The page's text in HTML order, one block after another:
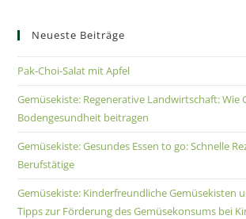
Neueste Beiträge
Pak-Choi-Salat mit Apfel
Gemüsekiste: Regenerative Landwirtschaft: Wie
Bodengesundheit beitragen
Gemüsekiste: Gesundes Essen to go: Schnelle
Berufstätige
Gemüsekiste: Kinderfreundliche Gemüsekisten
Tipps zur Förderung des Gemüsekonsums bei